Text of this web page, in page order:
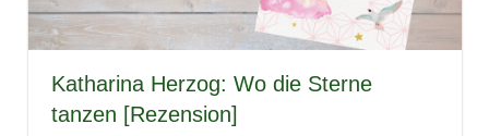
Katharina Herzog: Wo die Sterne
tanzen [Rezension]